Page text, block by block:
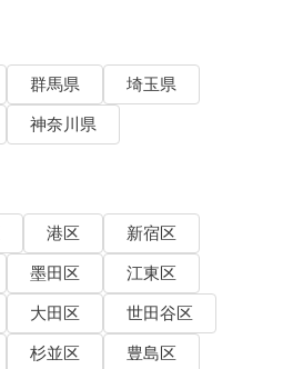
群馬県
埼玉県
神奈川県
港区
新宿区
墨田区
江東区
大田区
世田谷区
杉並区
豊島区